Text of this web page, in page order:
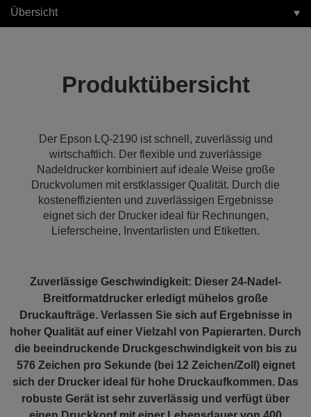
Übersicht
Produktübersicht
Der Epson LQ-2190 ist schnell, zuverlässig und
wirtschaftlich. Der flexible und zuverlässige
Nadeldrucker kombiniert auf ideale Weise große
Druckvolumen mit erstklassiger Qualität. Durch die
kosteneffizienten und zuverlässigen Ergebnisse
eignet sich der Drucker ideal für Rechnungen,
Lieferscheine, Inventarlisten und Etiketten.
Zuverlässige Geschwindigkeit: Dieser 24-Nadel-
Breitformatdrucker erledigt mühelos große
Druckaufträge. Verlassen Sie sich auf Ergebnisse in
hoher Qualität auf einer Vielzahl von Papierarten. Durch
die beeindruckende Druckgeschwindigkeit von bis zu
576 Zeichen pro Sekunde (bei 12 Zeichen/Zoll) eignet
sich der Drucker ideal für hohe Druckaufkommen. Das
robuste Gerät ist sehr zuverlässig und verfügt über